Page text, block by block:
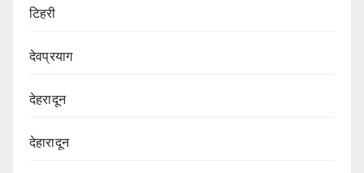
टिहरी
देवप्रयाग
देहरादून
देहारादून